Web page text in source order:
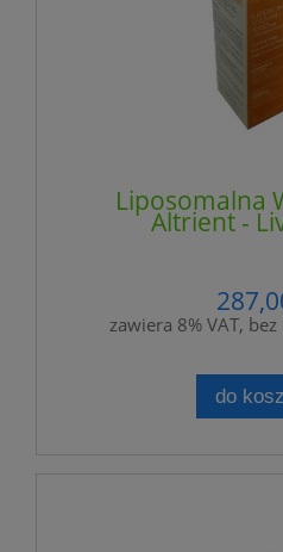
Liposomalna
Altrient -
zawiera 8% VAT,
do